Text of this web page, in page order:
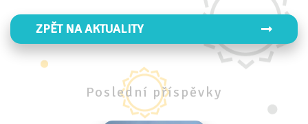
ZPĚT NA AKTUALITY
Poslední příspěvky